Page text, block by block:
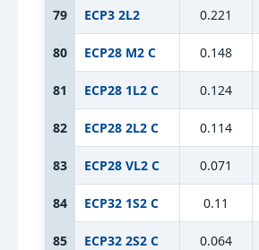
79 ECP3 2L2 0.221
80 ECP28 M2 C 0.148
81 ECP28 1L2 C 0.124
82 ECP28 2L2 C 0.114
83 ECP28 VL2 C 0.071
84 ECP32 1S2 C 0.11
85 ECP32 2S2 C 0.064